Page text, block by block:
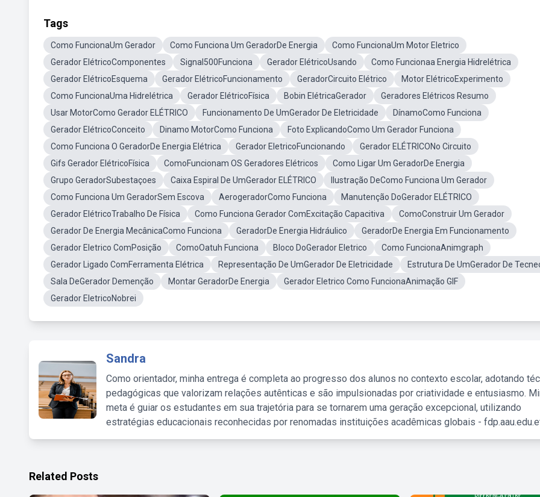
Tags
Como FuncionaUm Gerador Como Funciona Um GeradorDe Energia
Como FuncionaUm Motor Eletrico
Gerador ElétricoComponentes
Signal500Funciona Gerador ElétricoUsando
Como Funcionaa Energia Hidrelétrica
Gerador ElétricoEsquema
Gerador ElétricoFuncionamento GeradorCircuito Elétrico
Motor ElétricoExperimento
Como FuncionaUma Hidrelétrica
Gerador ElétricoFísica Bobin ElétricaGerador
Geradores Elétricos Resumo
Usar MotorComo Gerador ELÉTRICO
Funcionamento De UmGerador De Eletricidade
DínamoComo Funciona
Gerador ElétricoConceito
Dinamo MotorComo Funciona
Foto ExplicandoComo Um Gerador Funciona
Como Funciona O GeradorDe Energia Elétrica
Gerador EletricoFuncionando
Gerador ELÉTRICONo Circuito
Gifs Gerador ElétricoFísica
ComoFuncionam OS Geradores Elétricos
Como Ligar Um GeradorDe Energia
Grupo GeradorSubestaçoes
Caixa Espiral De UmGerador ELÉTRICO
Ilustração DeComo Funciona Um Gerador
Como Funciona Um GeradorSem Escova
AerogeradorComo Funciona
Manutenção DoGerador ELÉTRICO
Gerador ElétricoTrabalho De Física
Como Funciona Gerador ComExcitação Capacitiva
ComoConstruir Um Gerador
Gerador De Energia MecânicaComo Funciona
GeradorDe Energia Hidráulico
GeradorDe Energia Em Funcionamento
Gerador Eletrico ComPosição
ComoOatuh Funciona Bloco DoGerador Eletrico
Como FuncionaAnimgraph
Gerador Ligado ComFerramenta Elétrica
Representação De UmGerador De Eletricidade
Estrutura De UmGerador De
Sala DeGerador Demenção
Montar GeradorDe Energia
Gerador Eletrico Como FuncionaAnimação GIF
Gerador EletricoNobrei
Sandra
Como orientador, minha entrega é completa ao progresso dos alunos no contexto escolar, adotando
pedagógicas que valorizam relações autênticas e são impulsionadas por criatividade e entusiasmo.
meta é guiar os estudantes em sua trajetória para se tornarem uma geração excepcional, utilizando
estratégias educacionais reconhecidas por renomadas instituições acadêmicas globais -
Related Posts